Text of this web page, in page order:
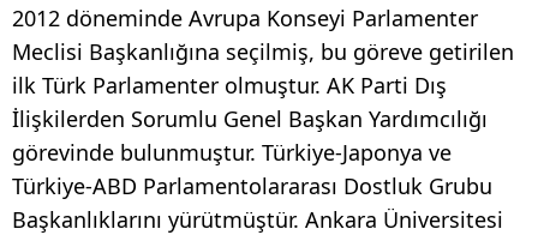
2012 döneminde Avrupa Konseyi Parlamenter
Meclisi Başkanlığına seçilmiş, bu göreve getirilen
ilk Türk Parlamenter olmuştur. AK Parti Dış
İlişkilerden Sorumlu Genel Başkan Yardımcılığı
görevinde bulunmuştur. Türkiye-Japonya ve
Türkiye-ABD Parlamentolararası Dostluk Grubu
Başkanlıklarını yürütmüştür. Ankara Üniversitesi